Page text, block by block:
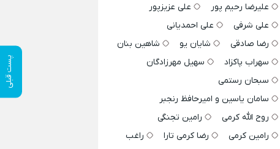
پست قبلی
علیرضا رحیم پور
علی عزیزپور
علی شرفی
علی احمدیانی
رضا صادقی
شایان یو
شاهین بنان
سهراب پاکزاد
سهیل مهرزادگان
سبحان رستمی
سامان یاسین و امیرحافظ رنجبر
روح الله کرمی
رامین تجنگی
رامین کرمی
رضا کرمی تارا
راغب